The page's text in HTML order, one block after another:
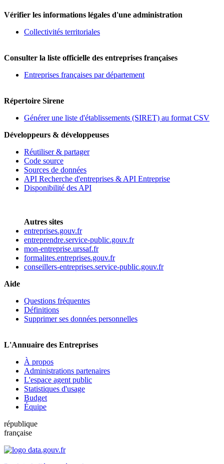
Vérifier les informations légales d'une administration
Collectivités territoriales
Consulter la liste officielle des entreprises françaises
Entreprises françaises par département
Répertoire Sirene
Générer une liste d'établissements (SIRET) au format CSV
Développeurs & développeuses
Réutiliser & partager
Code source
Sources de données
API Recherche d'entreprises & API Entreprise
Disponibilité des API
Autres sites
entreprises.gouv.fr
entreprendre.service-public.gouv.fr
mon-entreprise.urssaf.fr
formalites.entreprises.gouv.fr
conseillers-entreprises.service-public.gouv.fr
Aide
Questions fréquentes
Définitions
Supprimer ses données personnelles
L'Annuaire des Entreprises
À propos
Administrations partenaires
L'espace agent public
Statistiques d'usage
Budget
Équipe
république
française